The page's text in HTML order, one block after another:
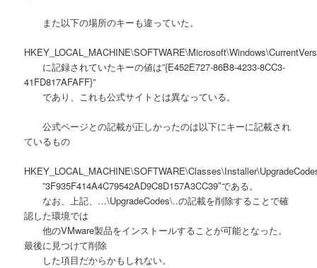
また以下の場所のキーも違っていた。
に記録されていたキーの値は”{E452E727-86B8-4233-8CC3-
41FD817AFAFF}”
であり、これも公式サイトとは異なっている。
公式ページとの記載が正しかったのは以下にキーに記載され
ているもの
”3F935F414A4C79542AD9C8D157A3CC39″である。
なお、上記、…\UpgradeCodes\..の記載を削除することで確
認した環境では
他のVMware製品をインストールすることが可能となった。
最後に見つけて削除
した項目だからかもしれない。